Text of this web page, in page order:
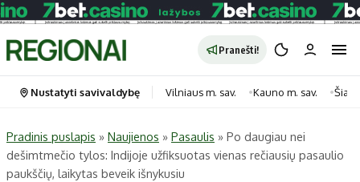
Pranešti!
Portalas Kategorijos
Nustatyti savivaldybę Vilniaus m. sav. Kauno m. sav.
Pradinis puslapis » Naujienos » Pasaulis » Po daugiau nei
dešimtmečio tylos: Indijoje užfiksuotas vienas rečiausių pasaulio
paukščių, laikytas beveik išnykusiu